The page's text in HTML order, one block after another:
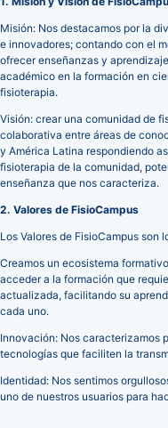
Misión: Nos destacamos por la
e innovadores; contando con el
ofrecer enseñanzas y
académico en la formación en
fisioterapia.
Visión: crear una comunidad de
colaborativa entre áreas de
y América Latina respondiendo
fisioterapia de la comunidad,
enseñanza que nos caracteriza.
2. Valores de FisioCampus
Los Valores de FisioCampus son
Creamos un ecosistema
acceder a la formación que
actualizada, facilitando su
cada uno.
Innovación: Nos caracterizamos
tecnologías que faciliten la
Identidad: Nos sentimos
uno de nuestros usuarios para